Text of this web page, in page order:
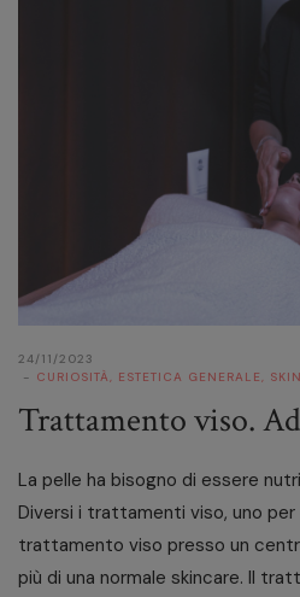
24/11/2023
CURIOSITÀ, ESTETICA GENERALE,
Trattamento viso.
La pelle ha bisogno di essere
Diversi i trattamenti viso, uno per
trattamento viso presso un
più di una normale skincare. Il